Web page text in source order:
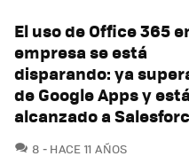
El uso de Office 365
empresa se está
disparando: ya
de Google Apps y
alcanzado a
8 COMENTARIOS
HACE 11 AÑOS